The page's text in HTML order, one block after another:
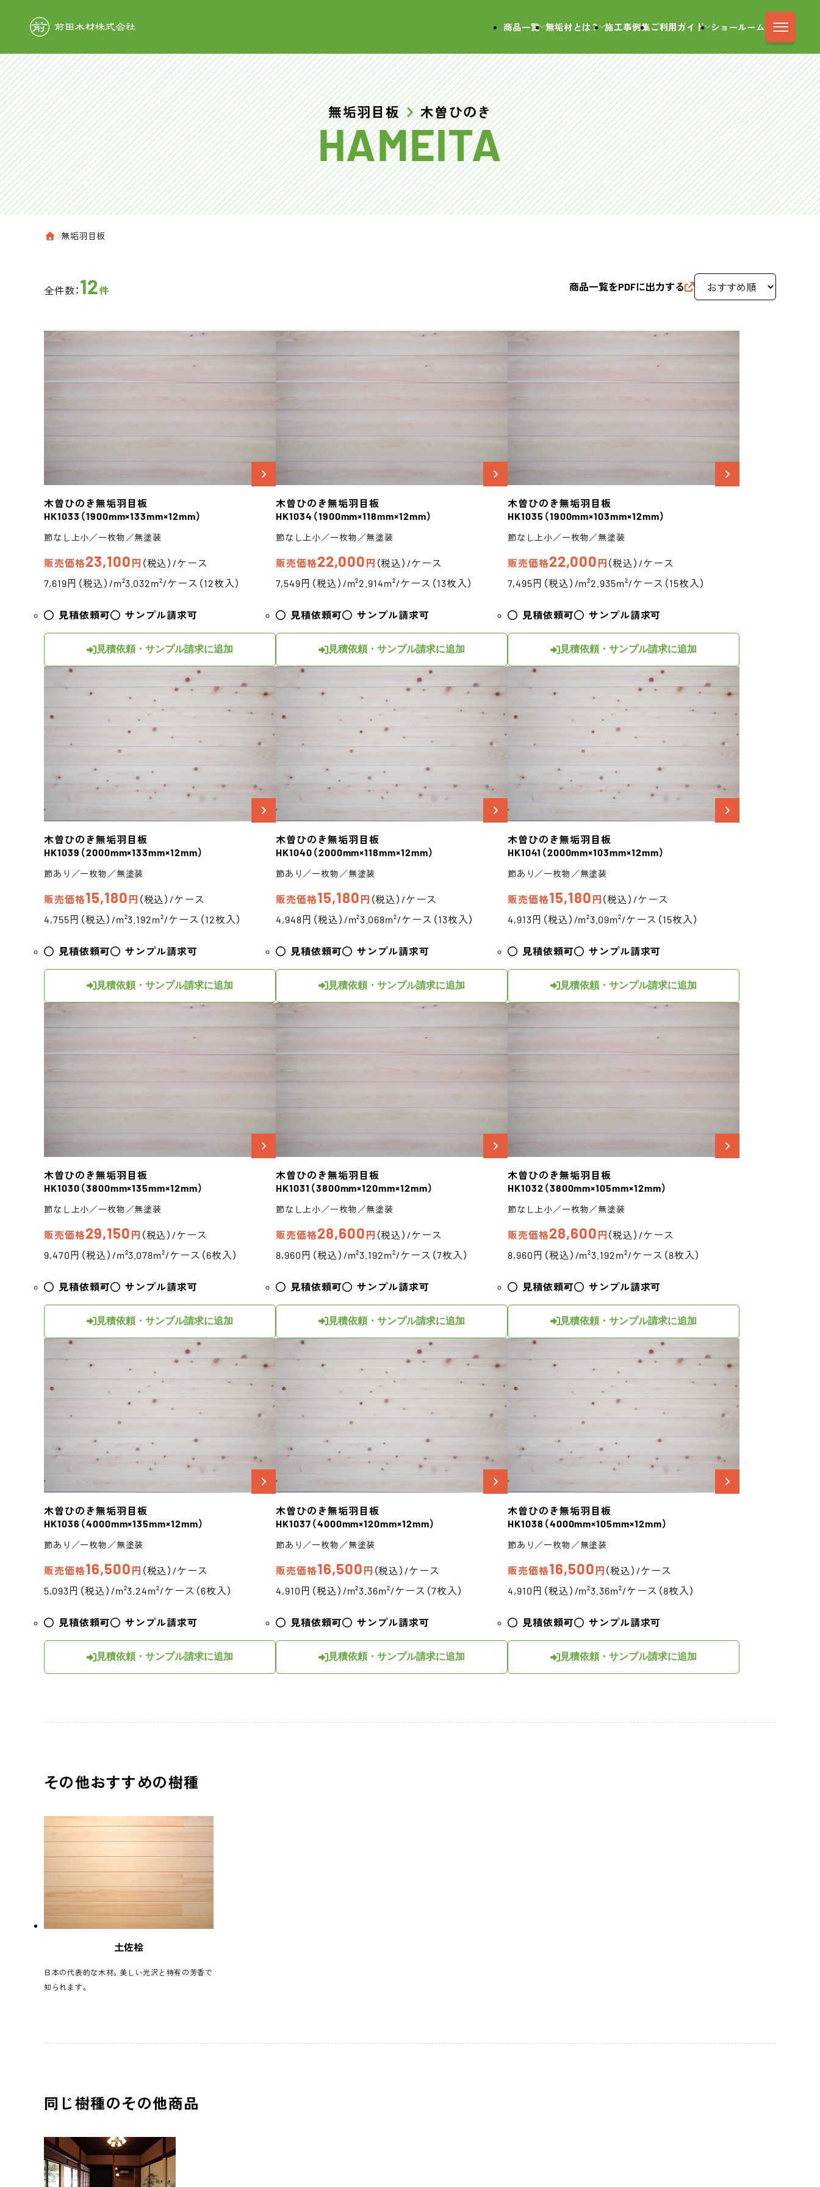
商品一覧 無垢材とは？ 施工事例集 ご利用ガイド ショールーム
無垢羽目板 木曽ひのき
ホーム
›無垢羽目板
全件数： 12件 商品一覧をPDFに出力する
木曽ひのき無垢羽目板
HK1033 （1900mm×133mm×12mm）
節なし上小／一枚物／無塗装
販売価格23,100 円 （税込）/ケース
7,619円（税込）/m²3.032m²/ケース（12枚入）
見積依頼可 サンプル請求可
見積依頼・サンプル請求に追加
木曽ひのき無垢羽目板
HK1034 （1900mm×118mm×12mm）
節なし上小／一枚物／無塗装
販売価格22,000 円 （税込）/ケース
7,549円（税込）/m²2.914m²/ケース（13枚入）
見積依頼可 サンプル請求可
見積依頼・サンプル請求に追加
木曽ひのき無垢羽目板
HK1035 （1900mm×103mm×12mm）
節なし上小／一枚物／無塗装
販売価格22,000 円 （税込）/ケース
7,495円（税込）/m²2.935m²/ケース（15枚入）
見積依頼可 サンプル請求可
見積依頼・サンプル請求に追加
木曽ひのき無垢羽目板
HK1039 （2000mm×133mm×12mm）
節あり／一枚物／無塗装
販売価格15,180 円 （税込）/ケース
4,755円（税込）/m²3.192m²/ケース（12枚入）
見積依頼可 サンプル請求可
見積依頼・サンプル請求に追加
木曽ひのき無垢羽目板
HK1040 （2000mm×118mm×12mm）
節あり／一枚物／無塗装
販売価格15,180 円 （税込）/ケース
4,948円（税込）/m²3.068m²/ケース（13枚入）
見積依頼可 サンプル請求可
見積依頼・サンプル請求に追加
木曽ひのき無垢羽目板
HK1041 （2000mm×103mm×12mm）
節あり／一枚物／無塗装
販売価格15,180 円 （税込）/ケース
4,913円（税込）/m²3.09m²/ケース（15枚入）
見積依頼可 サンプル請求可
見積依頼・サンプル請求に追加
木曽ひのき無垢羽目板
HK1030 （3800mm×135mm×12mm）
節なし上小／一枚物／無塗装
販売価格29,150 円 （税込）/ケース
9,470円（税込）/m²3.078m²/ケース（6枚入）
見積依頼可 サンプル請求可
見積依頼・サンプル請求に追加
木曽ひのき無垢羽目板
HK1031 （3800mm×120mm×12mm）
節なし上小／一枚物／無塗装
販売価格28,600 円 （税込）/ケース
8,960円（税込）/m²3.192m²/ケース（7枚入）
見積依頼可 サンプル請求可
見積依頼・サンプル請求に追加
木曽ひのき無垢羽目板
HK1032 （3800mm×105mm×12mm）
節なし上小／一枚物／無塗装
販売価格28,600 円 （税込）/ケース
8,960円（税込）/m²3.192m²/ケース（8枚入）
見積依頼可 サンプル請求可
見積依頼・サンプル請求に追加
木曽ひのき無垢羽目板
HK1036 （4000mm×135mm×12mm）
節あり／一枚物／無塗装
販売価格16,500 円 （税込）/ケース
5,093円（税込）/m²3.24m²/ケース（6枚入）
見積依頼可 サンプル請求可
見積依頼・サンプル請求に追加
木曽ひのき無垢羽目板
HK1037 （4000mm×120mm×12mm）
節あり／一枚物／無塗装
販売価格16,500 円 （税込）/ケース
4,910円（税込）/m²3.36m²/ケース（7枚入）
見積依頼可 サンプル請求可
見積依頼・サンプル請求に追加
木曽ひのき無垢羽目板
HK1038 （4000mm×105mm×12mm）
節あり／一枚物／無塗装
販売価格16,500 円 （税込）/ケース
4,910円（税込）/m²3.36m²/ケース（8枚入）
見積依頼可 サンプル請求可
見積依頼・サンプル請求に追加
その他おすすめの樹種
土佐桧
日本の代表的な木材。美しい光沢と特有の芳香で
知られます。
同じ樹種のその他商品